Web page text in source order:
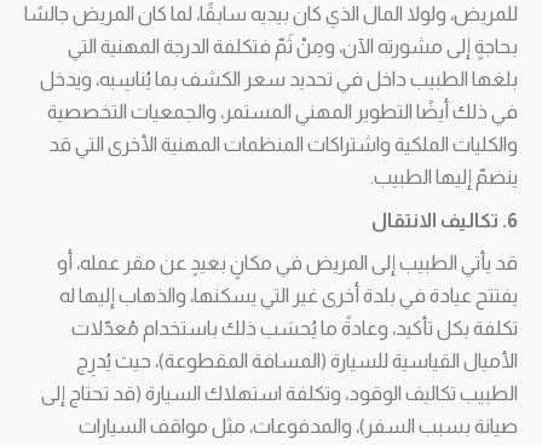
للمريض، ولولا المال الذي كان بيديه سابقًا، لما كان المريض جالسًا
بحاجةٍ إلى مشورته الآن، ومِنْ ثَمّ فتكلفة الدرجة المهنية التي
بلغها الطبيب داخل في تحديد سعر الكشف بما يُناسِبه، ويدخل
في ذلك أيضًا التطوير المهني المستمر، والجمعيات التخصصية
والكليات الملكية واشتراكات المنظمات المهنية الأخرى التي قد
ينضمّ إليها الطبيب.
6. تكاليف الانتقال
قد يأتي الطبيب إلى المريض في مكانٍ بعيدٍ عن مقر عمله، أو
يفتتح عيادة في بلدة أخرى غير التي يسكنها، والذهاب إليها له
تكلفة بكل تأكيد، وعادةً ما يُحسَب ذلك باستخدام مُعدّلات
الأميال القياسية للسيارة (المسافة المقطوعة)، حيث يُدرِج
الطبيب تكاليف الوقود، وتكلفة استهلاك السيارة (قد تحتاج إلى
صيانة بسبب السفر)، والمدفوعات، مثل مواقف السيارات